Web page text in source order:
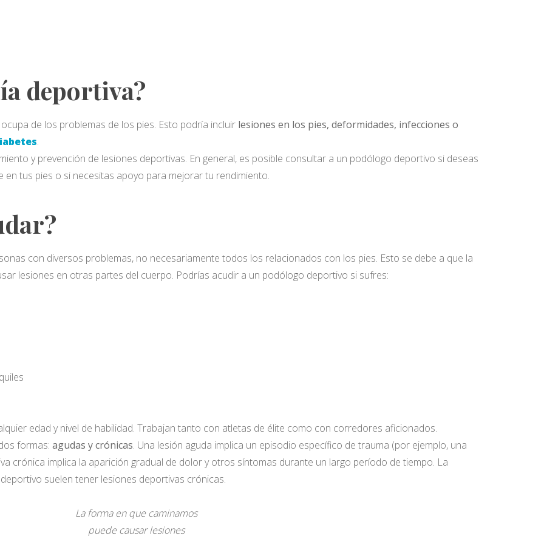
deportiva?
de los problemas de los pies. Esto podría incluir lesiones en los pies, deformidades, infecciones o
.
y prevención de lesiones deportivas. En general, es posible consultar a un podólogo deportivo si deseas
tus pies o si necesitas apoyo para mejorar tu rendimiento.
con diversos problemas, no necesariamente todos los relacionados con los pies. Esto se debe a que la
lesiones en otras partes del cuerpo. Podrías acudir a un podólogo deportivo si sufres:
edad y nivel de habilidad. Trabajan tanto con atletas de élite como con corredores aficionados.
formas: agudas y crónicas. Una lesión aguda implica un episodio específico de trauma (por ejemplo, una
crónica implica la aparición gradual de dolor y otros síntomas durante un largo período de tiempo. La
suelen tener lesiones deportivas crónicas.
La forma en que caminamos
puede causar lesiones